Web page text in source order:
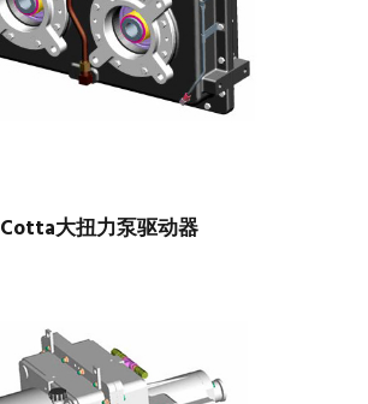
Cotta大扭力泵驱动器